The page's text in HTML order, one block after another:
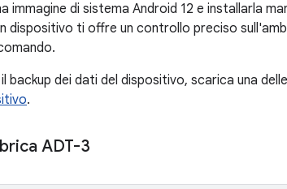
immagine di sistema Android 12 e installarla
dispositivo ti offre un controllo preciso
backup dei dati del dispositivo, scarica una
.
ADT-3